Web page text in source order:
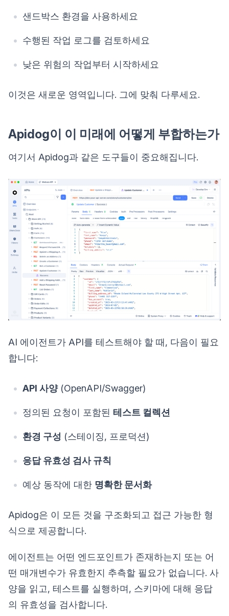
샌드박스 환경을 사용하세요
수행된 작업 로그를 검토하세요
낮은 위험의 작업부터 시작하세요
이것은 새로운 영역입니다. 그에 맞춰 다루세요.
Apidog이 이 미래에 어떻게 부합하는가
여기서 Apidog과 같은 도구들이 중요해집니다.
AI 에이전트가 API를 테스트해야 할 때, 다음이 필요
합니다:
API 사양(OpenAPI/Swagger)
정의된 요청이 포함된 테스트 컬렉션
환경 구성 (스테이징, 프로덕션)
응답 유효성 검사 규칙
예상 동작에 대한 명확한 문서화
Apidog은 이 모든 것을 구조화되고 접근 가능한 형
식으로 제공합니다.
에이전트는 어떤 엔드포인트가 존재하는지 또는 어
떤 매개변수가 유효한지 추측할 필요가 없습니다. 사
양을 읽고, 테스트를 실행하며, 스키마에 대해 응답
의 유효성을 검사합니다.